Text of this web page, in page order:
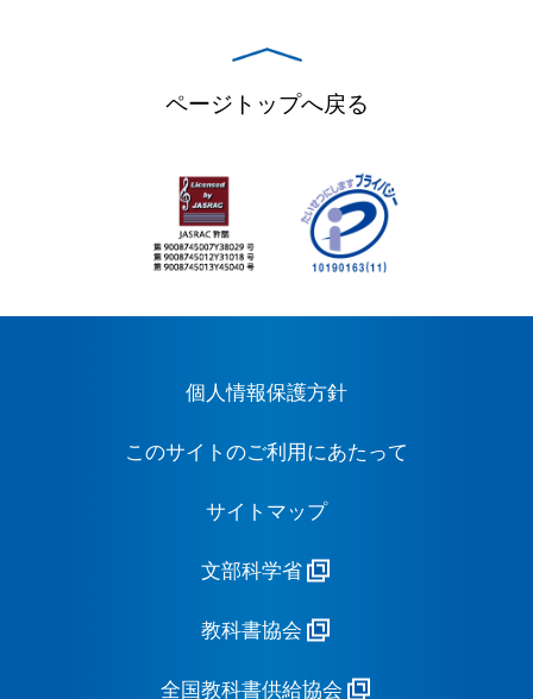
ページトップへ戻る
個人情報保護方針
このサイトのご利用にあたって
サイトマップ
文部科学省
教科書協会
全国教科書供給協会